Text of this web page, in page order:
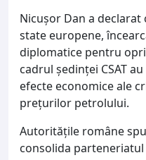
Nicușor Dan a declarat
state europene,
diplomatice pentru
cadrul ședinței CSAT
efecte economice ale
prețurilor petrolului.
Autoritățile române
consolida